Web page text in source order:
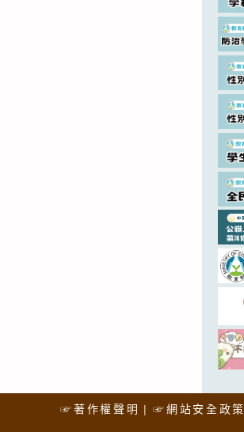
☞著作權聲明 ☞網站安全政策